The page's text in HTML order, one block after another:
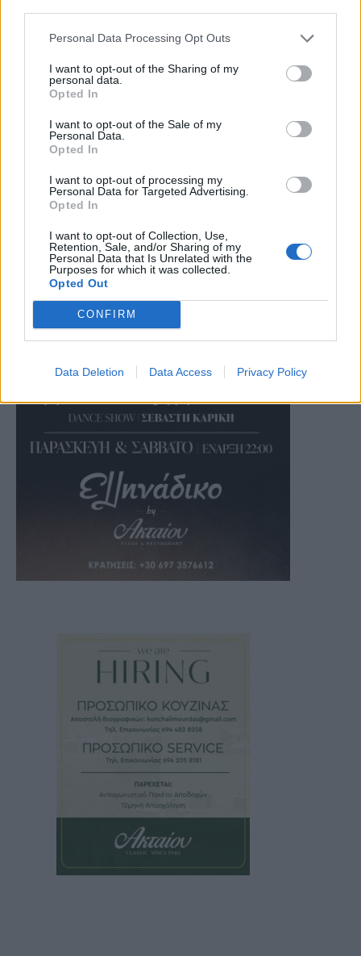
Personal Data Processing Opt Outs
I want to opt-out of the Sharing of my
personal data.
Opted In
I want to opt-out of the Sale of my
Personal Data.
Opted In
I want to opt-out of processing my
Personal Data for Targeted Advertising.
Opted In
I want to opt-out of Collection, Use,
Retention, Sale, and/or Sharing of my
Personal Data that Is Unrelated with the
Purposes for which it was collected.
Opted Out
CONFIRM
Data Deletion Data Access Privacy Policy